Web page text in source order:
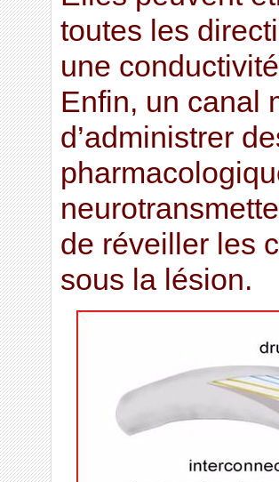
toutes les
une
Enfin, un canal
d’administrer
de réveiller les
sous la lésion.